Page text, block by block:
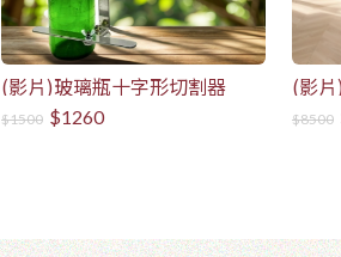
(影片)玻璃瓶十字形切割器
$1500 $1260
(影
$8500